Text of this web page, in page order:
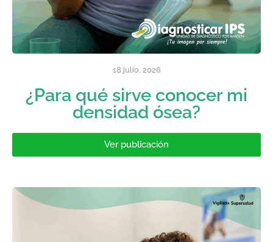
18 julio, 2026
¿Para qué sirve conocer mi
densidad ósea?
Ver publicación